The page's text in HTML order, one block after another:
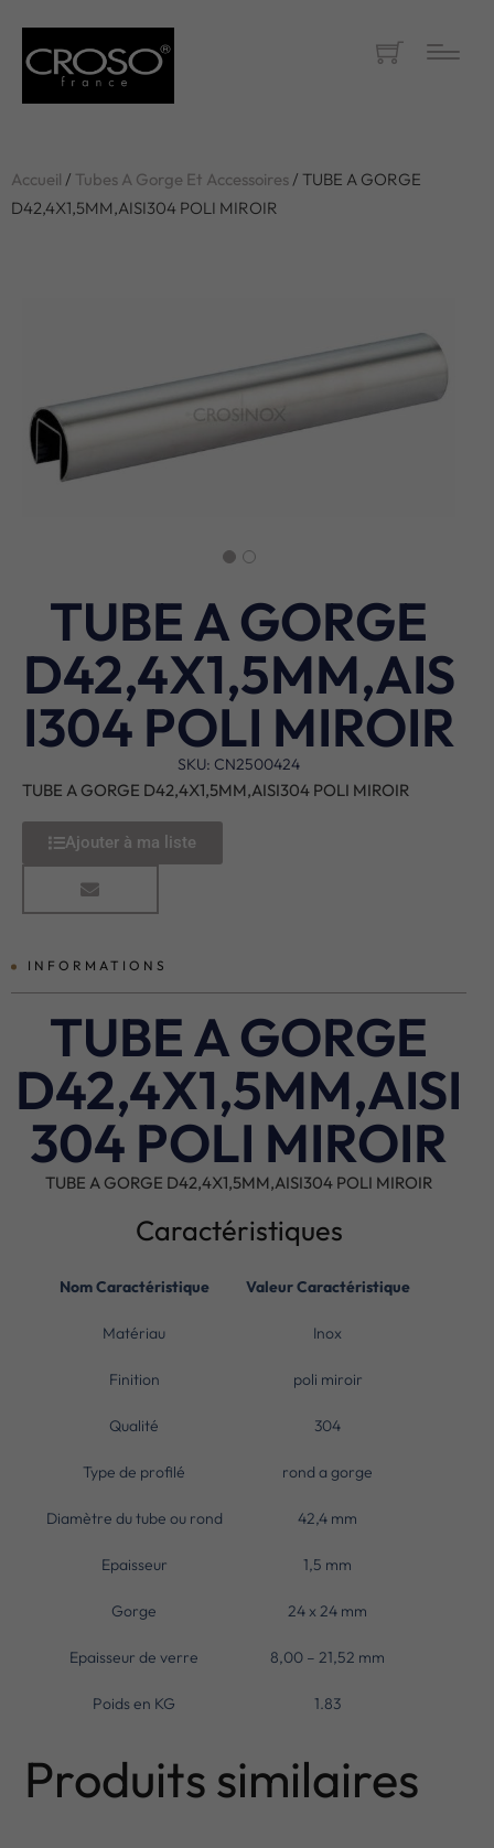
Accueil / Tubes A Gorge Et Accessoires/ TUBE A GORGE
D42,4X1,5MM,AISI304 POLI MIROIR
TUBE A GORGE
D42,4X1,5MM,AIS
I304 POLI MIROIR
SKU: CN2500424
TUBE A GORGE D42,4X1,5MM,AISI304 POLI MIROIR
Ajouter à ma liste
INFORMATIONS
TUBE A GORGE
D42,4X1,5MM,AISI
304 POLI MIROIR
TUBE A GORGE D42,4X1,5MM,AISI304 POLI MIROIR
Caractéristiques
Nom Caractéristique Valeur Caractéristique
Matériau Inox
Finition poli miroir
Qualité 304
Type de profilé rond a gorge
Diamètre du tube ou rond 42,4 mm
Epaisseur 1,5 mm
Gorge 24 x 24 mm
Epaisseur de verre 8,00 – 21,52 mm
Poids en KG 1.83
Produits similaires